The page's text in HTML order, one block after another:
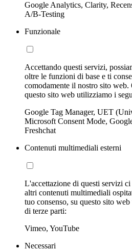
Google Analytics, Clarity,
A/B-Testing
Funzionale
Accettando questi servizi,
oltre le funzioni di base e ti
comodamente il nostro sito web.
questo sito web utilizziamo i
Google Tag Manager, UET
Microsoft Consent Mode,
Freshchat
Contenuti multimediali esterni
L'accettazione di questi servizi
altri contenuti multimediali
tuo consenso, su questo sito
di terze parti:
Vimeo, YouTube
Necessari